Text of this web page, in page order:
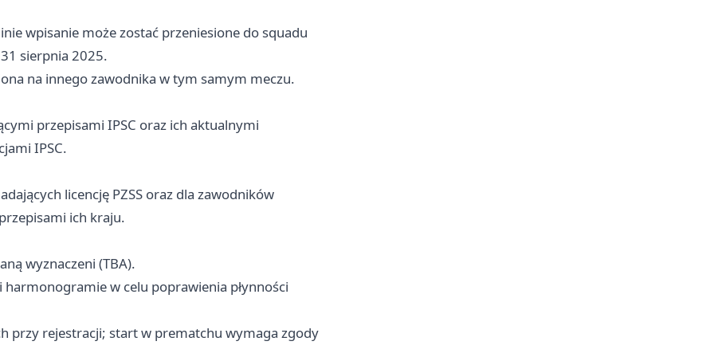
wpisanie może zostać przeniesione do squadu
sierpnia 2025.
na innego zawodnika w tym samym meczu.
przepisami IPSC oraz ich aktualnymi
IPSC.
licencję PZSS oraz dla zawodników
ich kraju.
wyznaczeni (TBA).
w celu poprawienia płynności
przy rejestracji; start w prematchu wymaga zgody